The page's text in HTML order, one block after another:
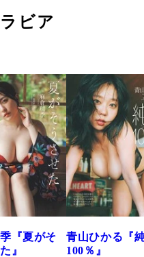
ビア
かる『純度
』
溝端 葵『も
つの、あお
で。』
2026年08月09日